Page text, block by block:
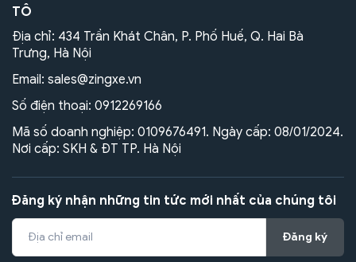
TÔ
Địa chỉ: 434 Trần Khát Chân, P. Phố Huế, Q. Hai Bà
Trưng, Hà Nội
Email: sales@zingxe.vn
Số điện thoại: 0912269166
Mã số doanh nghiệp: 0109676491. Ngày cấp: 08/01/2024.
Nơi cấp: SKH & ĐT TP. Hà Nội
Đăng ký nhận những tin tức mới nhất của chúng tôi
Đăng ký